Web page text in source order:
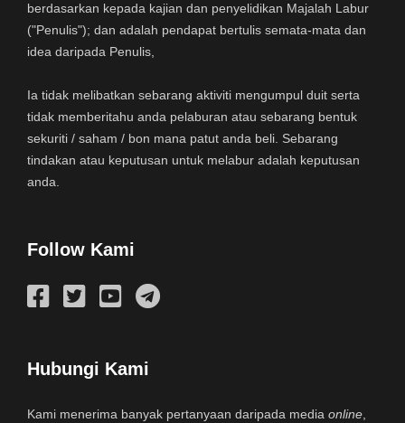
berdasarkan kepada kajian dan penyelidikan Majalah Labur
("Penulis"); dan adalah pendapat bertulis semata-mata dan
idea daripada Penulis,
Ia tidak melibatkan sebarang aktiviti mengumpul duit serta
tidak memberitahu anda pelaburan atau sebarang bentuk
sekuriti / saham / bon mana patut anda beli. Sebarang
tindakan atau keputusan untuk melabur adalah keputusan
anda.
Follow Kami
Hubungi Kami
Kami menerima banyak pertanyaan daripada media online